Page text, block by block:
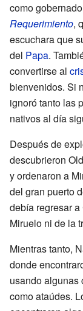
como
Requerimiento,
escuchara que
del Papa.
convertirse al
bienvenidos. Si
ignoró tanto las
nativos al día
Después de
descubrieron
y ordenaron a
del gran puerto
debía regresar
Miruelo ni de la
Mientras tanto,
donde
usando algunas
como ataúdes.